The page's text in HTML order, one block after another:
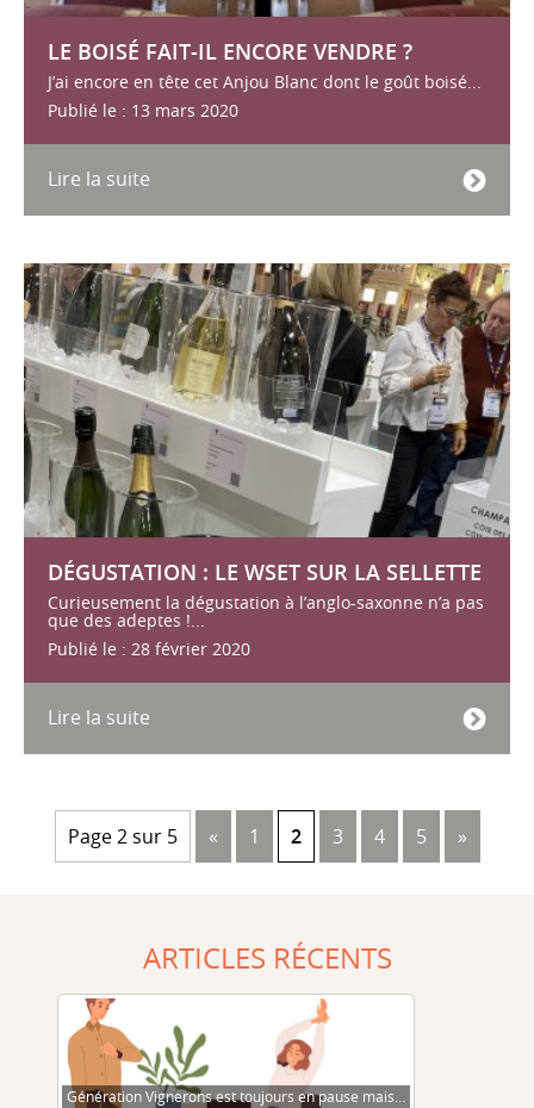
LE BOISÉ FAIT-IL ENCORE VENDRE ?
J’ai encore en tête cet Anjou Blanc dont le goût boisé...
Publié le : 13 mars 2020
Lire la suite
DÉGUSTATION : LE WSET SUR LA SELLETTE
Curieusement la dégustation à l’anglo-saxonne n’a pas
que des adeptes !...
Publié le : 28 février 2020
Lire la suite
Page 2 sur 5 « 1 2 3 4 5 »
ARTICLES RÉCENTS
Génération Vignerons est toujours en pause mais…